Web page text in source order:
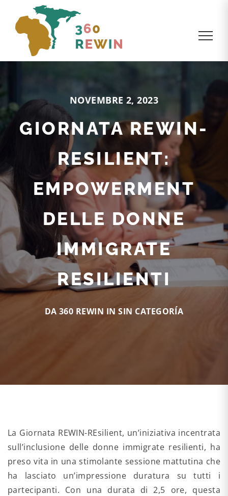
NOVEMBRE 2, 2023
GIORNATA REWIN-
RESILIENT:
EMPOWERMENT
DELLE DONNE
IMMIGRATE
RESILIENTI
DA 360 REWIN INSIN CATEGORÍA
La Giornata REWIN-REsilient, un’iniziativa incentrata
sull’inclusione delle donne immigrate resilienti, ha
preso vita in una stimolante sessione mattutina che
ha lasciato un’impressione duratura su tutti i
partecipanti. Con una durata di 2,5 ore, questa